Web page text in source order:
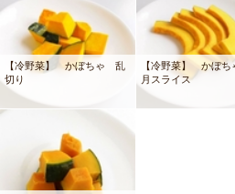
【冷野菜】 かぼちゃ 乱
切り
【冷野菜】 かぼ
月スライス